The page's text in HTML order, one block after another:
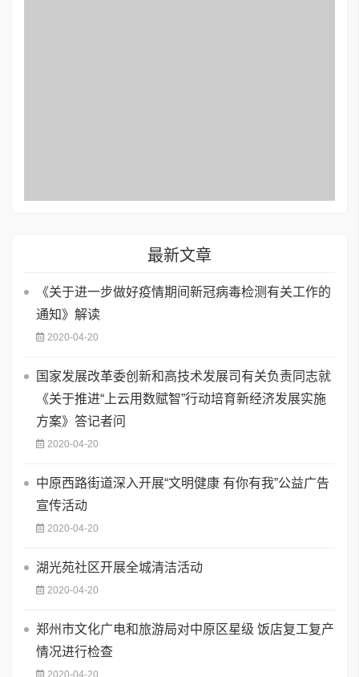
最新文章
《关于进一步做好疫情期间新冠病毒检测有关工作的
通知》解读
2020-04-20
国家发展改革委创新和高技术发展司有关负责同志就
《关于推进“上云用数赋智”行动培育新经济发展实施
方案》答记者问
2020-04-20
中原西路街道深入开展“文明健康 有你有我”公益广告
宣传活动
2020-04-20
湖光苑社区开展全城清洁活动
2020-04-20
郑州市文化广电和旅游局对中原区星级 饭店复工复产
情况进行检查
2020-04-20